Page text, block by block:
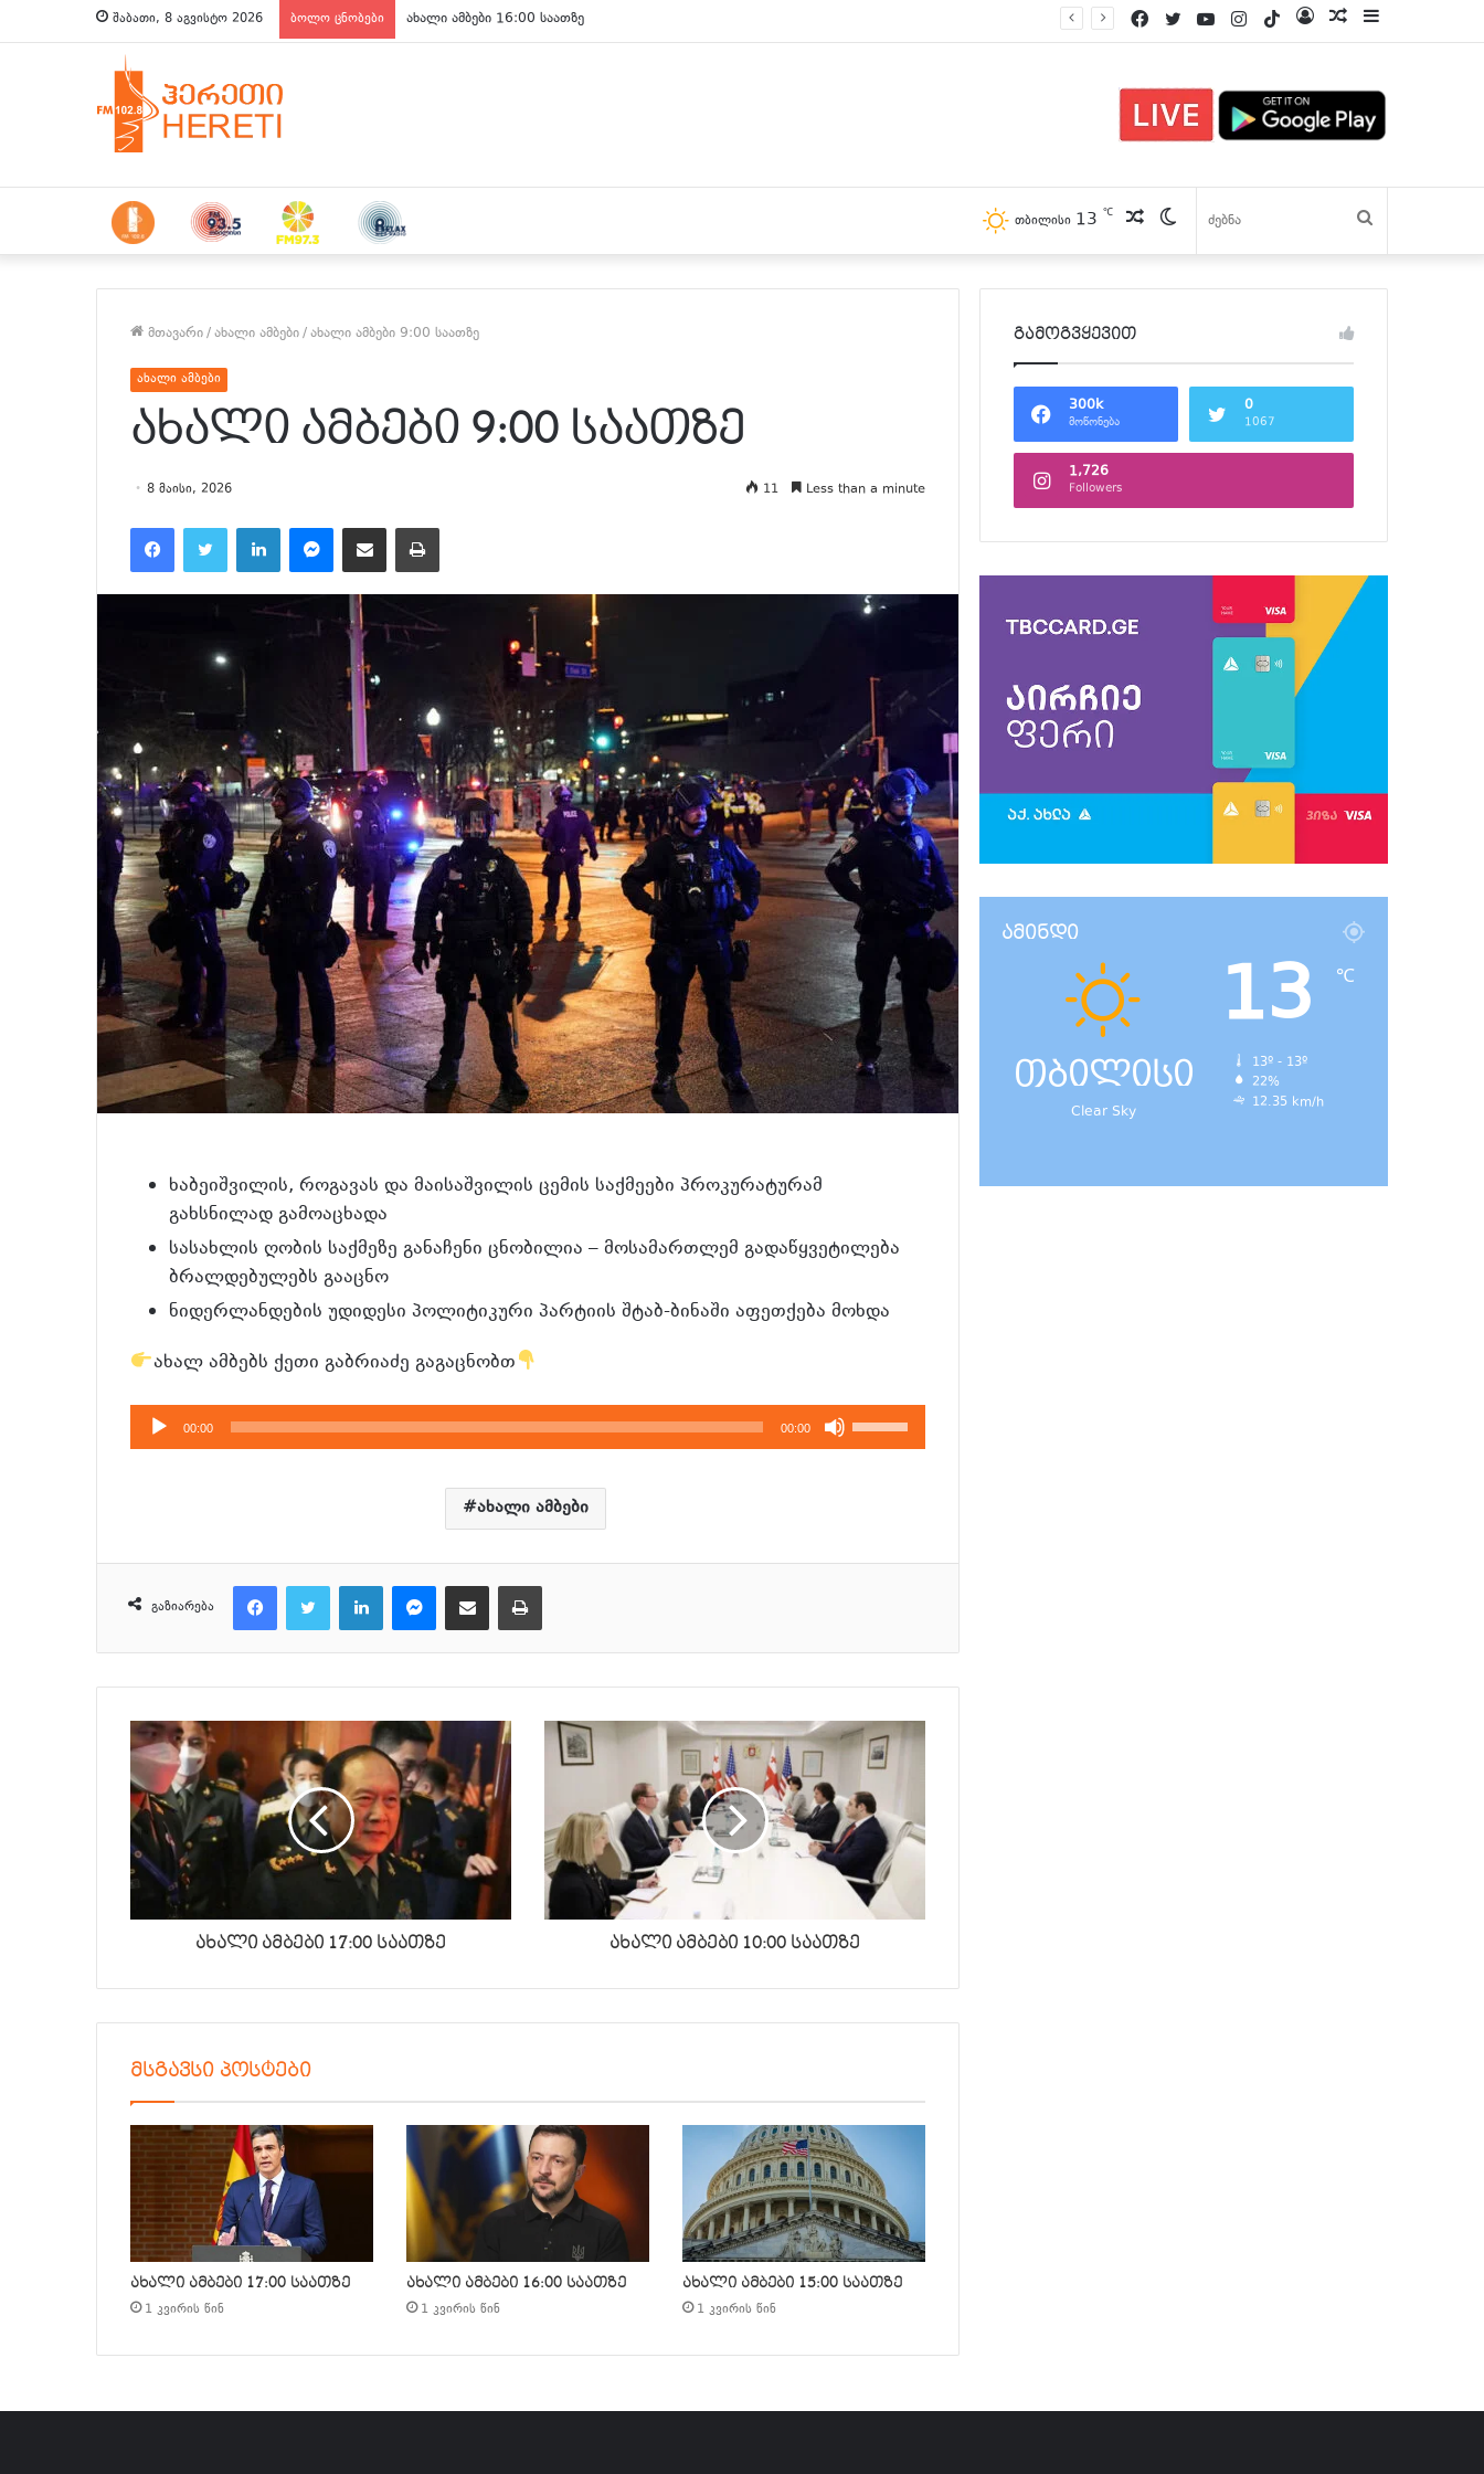
შაბათი, 8 აგვისტო 2026 ბოლო ცნობები ახალი ამბები 15:00 საათზე პოსტები
Log
TikTok
Instagram
YouTube
Twitter
Facebook
Switch
skin
პოსტები
თბილისი 13 ℃
მთავარი/ახალი ამბები/ახალი ამბები 9:00 საათზე
ახალი ამბები
ახალი ამბები 9:00 საათზე
8 მაისი, 2026 11 Less than a minute
ხაბეიშვილის, როგავას და მაისაშვილის ცემის საქმეები პროკურატურამ
გახსნილად გამოაცხადა
სასახლის ღობის საქმეზე განაჩენი ცნობილია – მოსამართლემ გადაწყვეტილება
ბრალდებულებს გააცნო
ნიდერლანდების უდიდესი პოლიტიკური პარტიის შტაბ-ბინაში აფეთქება მოხდა
ახალ ამბებს ქეთი გაბრიაძე გაგაცნობთ
აუდიო
დამკვრელი
00:00 00:00
გამოიყენეთ
კლავჲშები
დონის
მოსაკლებად.
ახალი ამბები
გაზიარება
ახალი ამბები 17:00 საათზე ახალი ამბები 10:00 საათზე
მსგავსი პოსტები
ახალი ამბები 17:00 საათზე
1 კვირის წინ
ახალი ამბები 16:00 საათზე
1 კვირის წინ
ახალი ამბები 15:00 საათზე
1 კვირის წინ
გამოგვყევით
300k
მოწონება
0
1067
1,726
Followers
ამინდი
თბილისი
Clear Sky
13 ℃
13º - 13º
22%
12.35 km/h